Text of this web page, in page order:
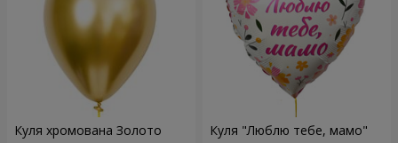
Куля хромована Золото Куля "Люблю тебе, мамо"